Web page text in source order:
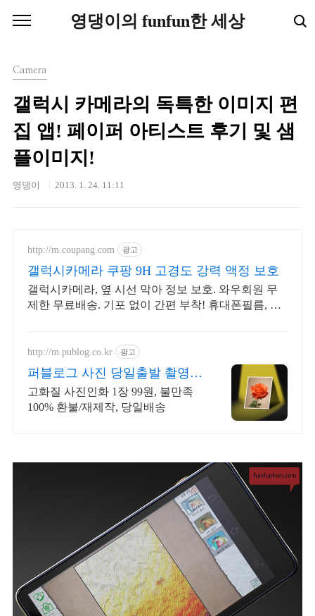
영댕이의 funfun한 세상
Camera
갤럭시 카메라의 독특한 이미지 편
집 앱! 페이퍼 아티스트 후기 및 샘
플이미지!
영댕이 2013. 1. 24. 11:11
http://m.coupang.com 광고
갤럭시카메라 쿠팡 9H 고경도 강력 액정 보호
갤럭시카메라, 옆 시선 막아 정보 보호. 와우회원 무
제한 무료배송. 기포 없이 간편 부착! 휴대폰필름, 로
http://m.publog.co.kr 광고
퍼블로그 사진 당일출발 촬영
당시 색감 그대로
고화질 사진인화 1장 99원, 불만족
100% 환불/재제작, 당일배송